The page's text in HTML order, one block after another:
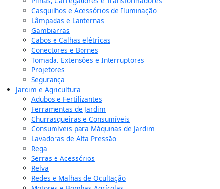
Casquilhos e Acessórios de Iluminação
Lâmpadas e Lanternas
Gambiarras
Cabos e Calhas elétricas
Conectores e Bornes
Tomada, Extensões e Interruptores
Projetores
Segurança
Jardim e Agricultura
Adubos e Fertilizantes
Ferramentas de Jardim
Churrasqueiras e Consumíveis
Consumíveis para Máquinas de Jardim
Lavadoras de Alta Pressão
Rega
Serras e Acessórios
Relva
Redes e Malhas de Ocultação